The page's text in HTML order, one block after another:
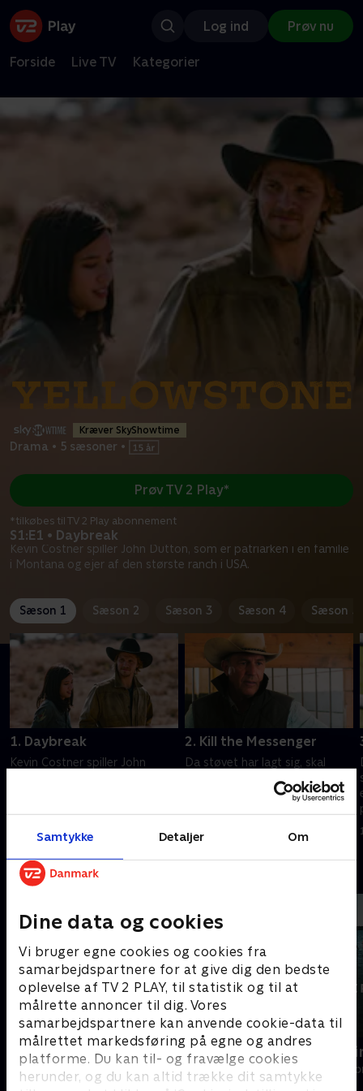
Samtykke Detaljer Om
Dine data og cookies
Vi bruger egne cookies og cookies fra
samarbejdspartnere for at give dig den bedste
oplevelse af TV 2 PLAY, til statistik og til at
målrette annoncer til dig. Vores
samarbejdspartnere kan anvende cookie-data til
målrettet markedsføring på egne og andres
platforme. Du kan til- og fravælge cookies
herunder, og du kan altid trække dit samtykke
Log ind Prøv nu
Forside Live TV Kategorier
Kræver SkyShowtime
Drama • 5 sæsoner •
S1:E1 • Daybreak
Kevin Costner spiller John Dutton, som er patriarken i en familie
i Montana og ejer af den største ranch i USA.
Prøv TV 2 Play*
*tilkøbes til TV 2 Play abonnement
Sæson 1 Sæson 2 Sæson 3 Sæson 4 Sæson 5
1. Daybreak
Kevin Costner spiller John
1. juli 2021 • 88 min
2. Kill the Messenger
Da støvet har lagt sig, skal
mulige konsekvenser. John
begrænse skaden.
1. juli 2021 • 45 min
Andre så også
Norskov
Drama • 2 sæsoner Drama • 1